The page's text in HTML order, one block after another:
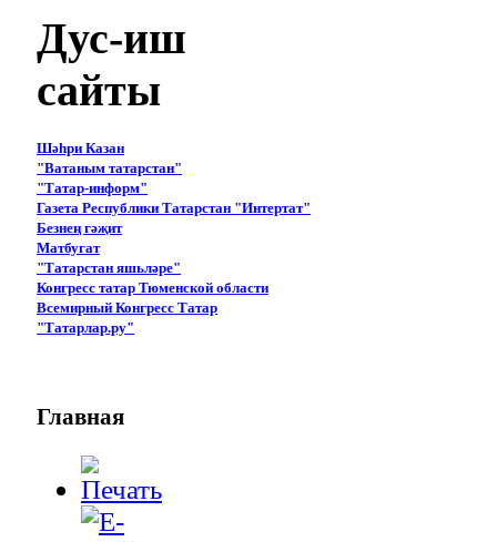
Дус-иш
сайты
Шәһри Казан
"Ватаным татарстан"
"Татар-информ"
Газета Республики Татарстан "Интертат"
Безнең гәҗит
Матбугат
"Татарстан яшьләре"
Конгресс татар Тюменской области
Всемирный Конгресс Татар
"Татарлар.ру"
Главная